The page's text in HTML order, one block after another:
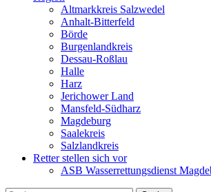
Altmarkkreis Salzwedel
Anhalt-Bitterfeld
Börde
Burgenlandkreis
Dessau-Roßlau
Halle
Harz
Jerichower Land
Mansfeld-Südharz
Magdeburg
Saalekreis
Salzlandkreis
Retter stellen sich vor
ASB Wasserrettungsdienst